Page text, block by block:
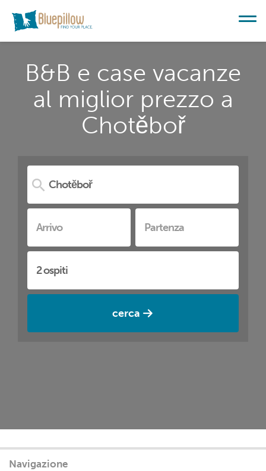
B&B e case vacanze
al miglior prezzo a
Chotěboř
cerca
Navigazione